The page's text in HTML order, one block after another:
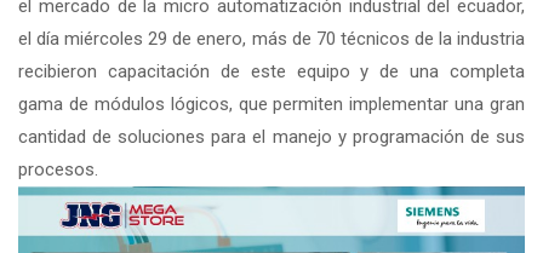
el mercado de la micro automatización industrial del ecuador,
el día miércoles 29 de enero, más de 70 técnicos de la industria
recibieron capacitación de este equipo y de una completa
gama de módulos lógicos, que permiten implementar una gran
cantidad de soluciones para el manejo y programación de sus
procesos.